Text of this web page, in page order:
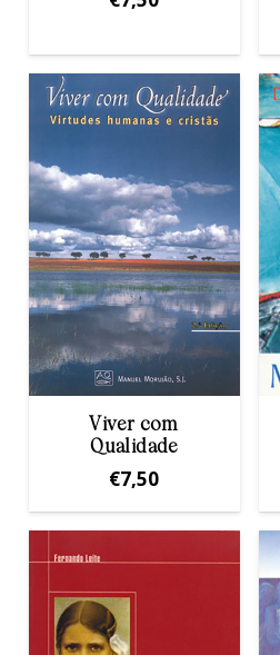
Viver com
Qualidade
€7,50